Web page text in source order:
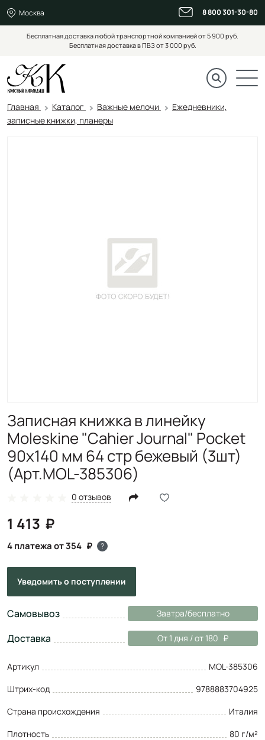
Москва 8 800 301-30-80
Бесплатная доставка любой транспортной компанией от 5 900 руб.
Бесплатная доставка в ПВЗ от 3 000 руб.
Главная Каталог Важные мелочи
Ежедневники,
записные книжки, планеры
Записная книжка в линейку
Moleskine "Cahier Journal" Pocket
90х140 мм 64 стр бежевый (3шт)
(Арт.MOL-385306)
0 отзывов
1 413
4 платежа от 354 ?
Уведомитьо поступлении
Самовывоз Завтра/бесплатно
Доставка От 1 дня / от 180
Артикул
MOL-385306
Штрих-код
9788883704925
Страна происхождения
Италия
Плотность
80 г/м²